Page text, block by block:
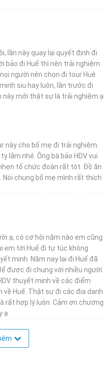
lần này quay lại quyết định đi
bảo đi Huế thì nên trải nghiệm
người nên chọn đi tour Huê
siu hay luôn, lần trước đi
này mới thật sự là trải nghiệm ạ
này cho bố mẹ đi trải nghiệm.
lắm nhé. Ông bà bảo HDV vui
tổ chức đoàn rất tôt. Đồ ăn
Nói chung bố mẹ mình rất thích
ạ, có cơ hội năm nào em cũng
em tới Huế đi tự túc không
minh. Năm nay lại đi Huế đã
được đi chung với nhiều người
thuyết minh về các điểm
Huế. Thật sự đi các địa danh
rất hợp lý luôn. Cảm ơn chương
ạ